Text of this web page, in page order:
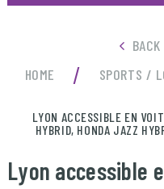
HOME
/ SPORTS /
LYON ACCESSIBLE EN
HYBRID, HONDA JAZZ
Lyon accessible